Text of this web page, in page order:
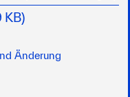
KB)
Änderung